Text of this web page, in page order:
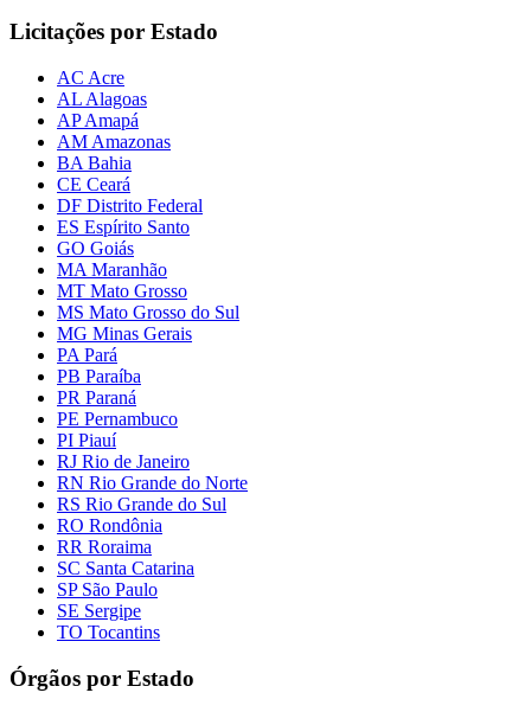
Licitações por Estado
AC Acre
AL Alagoas
AP Amapá
AM Amazonas
BA Bahia
CE Ceará
DF Distrito Federal
ES Espírito Santo
GO Goiás
MA Maranhão
MT Mato Grosso
MS Mato Grosso do Sul
MG Minas Gerais
PA Pará
PB Paraíba
PR Paraná
PE Pernambuco
PI Piauí
RJ Rio de Janeiro
RN Rio Grande do Norte
RS Rio Grande do Sul
RO Rondônia
RR Roraima
SC Santa Catarina
SP São Paulo
SE Sergipe
TO Tocantins
Órgãos por Estado